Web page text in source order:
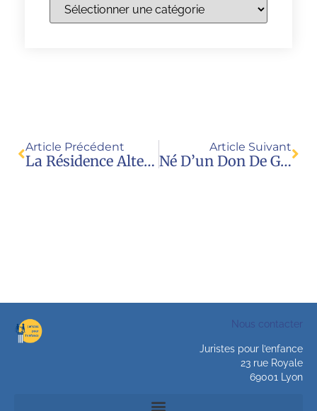
Article Précédent
La Résidence Alternée : Une Mesure Retenue Au Cas Par Cas Et Qui Ne Peut Devenir Systématique
Article Suivant
Né D’un Don De Gamètes : « Ma Vie Entière Est Un Vaste Mensonge »
Nous contacter
Juristes pour l’enfance
23 rue Royale
69001 Lyon